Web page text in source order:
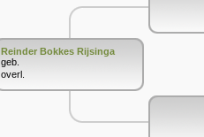
Reinder Bokkes Rijsinga
geb.
overl.